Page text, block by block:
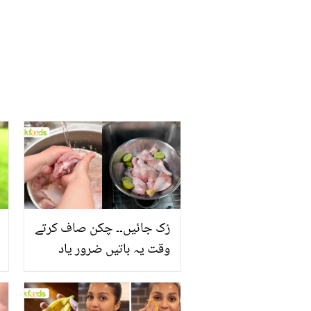
رُک جائیں۔۔ چکن صاف کرتے
وقت یہ باتیں ضرور یاد